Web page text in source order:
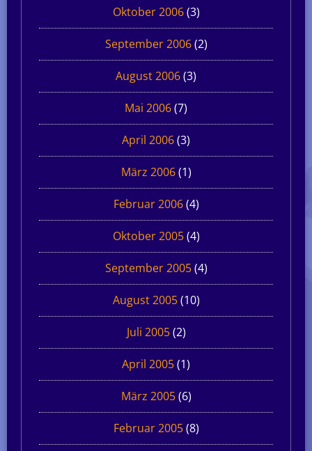
Oktober 2006(3)
September 2006(2)
August 2006(3)
Mai 2006(7)
April 2006(3)
März 2006(1)
Februar 2006(4)
Oktober 2005(4)
September 2005(4)
August 2005(10)
Juli 2005(2)
April 2005(1)
März 2005(6)
Februar 2005(8)